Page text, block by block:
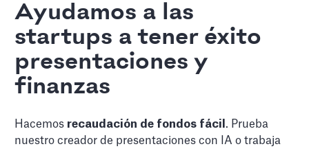
Ayudamos a las
startups a tener éxito
presentaciones y
finanzas
Hacemos recaudación de fondos fácil . Prueba
nuestro creador de presentaciones con IA o trabaja